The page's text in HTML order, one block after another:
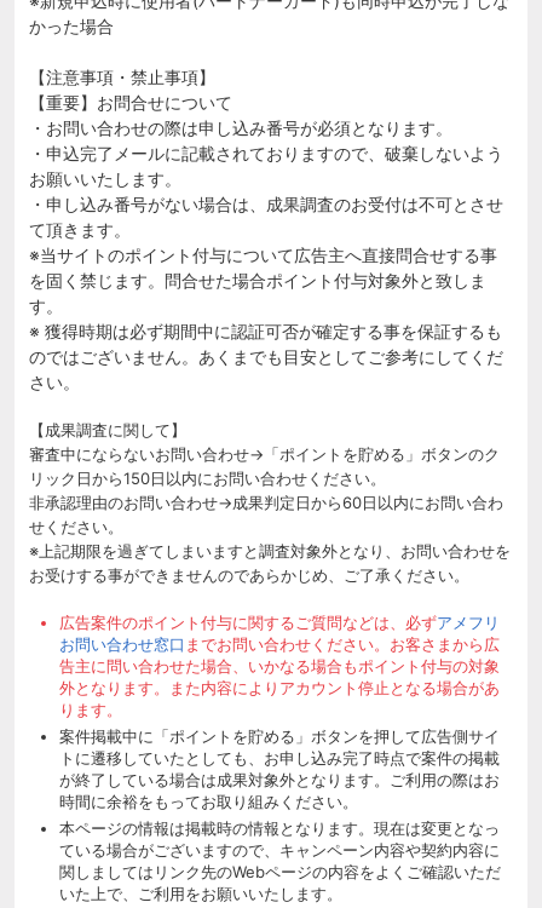
かった場合
【注意事項・禁止事項】
【重要】お問合せについて
・お問い合わせの際は申し込み番号が必須となります。
・申込完了メールに記載されておりますので、破棄しないよう
お願いいたします。
・申し込み番号がない場合は、成果調査のお受付は不可とさせ
て頂きます。
※当サイトのポイント付与について広告主へ直接問合せする事
を固く禁じます。問合せた場合ポイント付与対象外と致しま
す。
※ 獲得時期は必ず期間中に認証可否が確定する事を保証するも
のではございません。あくまでも目安としてご参考にしてくだ
さい。
【成果調査に関して】
審査中にならないお問い合わせ→「ポイントを貯める」ボタンのク
リック日から150日以内にお問い合わせください。
非承認理由のお問い合わせ→成果判定日から60日以内にお問い合わ
せください。
※上記期限を過ぎてしまいますと調査対象外となり、お問い合わせを
お受けする事ができませんのであらかじめ、ご了承ください。
広告案件のポイント付与に関するご質問などは、必ずアメフリ
お問い合わせ窓口 までお問い合わせください。お客さまから広
告主に問い合わせた場合、いかなる場合もポイント付与の対象
外となります。また内容によりアカウント停止となる場合があ
ります。
案件掲載中に「ポイントを貯める」ボタンを押して広告側サイ
トに遷移していたとしても、お申し込み完了時点で案件の掲載
が終了している場合は成果対象外となります。ご利用の際はお
時間に余裕をもってお取り組みください。
本ページの情報は掲載時の情報となります。現在は変更となっ
ている場合がございますので、キャンペーン内容や契約内容に
関しましてはリンク先のWebページの内容をよくご確認いただ
いた上で、ご利用をお願いいたします。